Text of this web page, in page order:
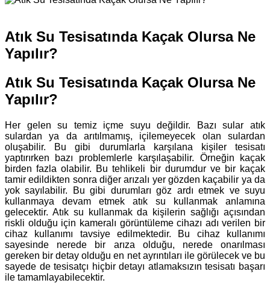
Atık Su Tesisatında Kaçak Olursa Ne
Yapılır?
Atık Su Tesisatında Kaçak Olursa Ne
Yapılır?
Her gelen su temiz içme suyu değildir. Bazı sular atık
sulardan ya da arıtılmamış, içilemeyecek olan sulardan
oluşabilir. Bu gibi durumlarla karşılana kişiler tesisatı
yaptırırken bazı problemlerle karşılaşabilir. Örneğin kaçak
birden fazla olabilir. Bu tehlikeli bir durumdur ve bir kaçak
tamir edildikten sonra diğer arızalı yer gözden kaçabilir ya da
yok sayılabilir. Bu gibi durumları göz ardı etmek ve suyu
kullanmaya devam etmek atık su kullanmak anlamına
gelecektir. Atık su kullanmak da kişilerin sağlığı açısından
riskli olduğu için kameralı görüntüleme cihazı adı verilen bir
cihaz kullanımı tavsiye edilmektedir. Bu cihaz kullanımı
sayesinde nerede bir arıza olduğu, nerede onarılması
gereken bir detay olduğu en net ayrıntıları ile görülecek ve bu
sayede de tesisatçı hiçbir detayı atlamaksızın tesisatı başarı
ile tamamlayabilecektir.